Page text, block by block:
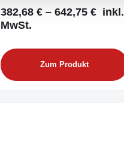
382,68 € – 642,75 € inkl.
MwSt.
Zum Produkt